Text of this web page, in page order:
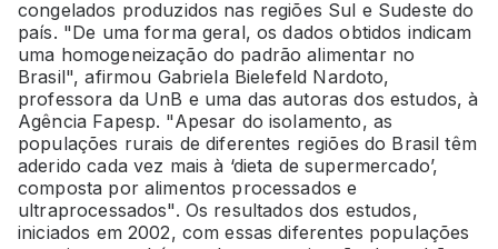
congelados produzidos nas regiões Sul e Sudeste do
país. "De uma forma geral, os dados obtidos indicam
uma homogeneização do padrão alimentar no
Brasil", afirmou Gabriela Bielefeld Nardoto,
professora da UnB e uma das autoras dos estudos, à
Agência Fapesp. "Apesar do isolamento, as
populações rurais de diferentes regiões do Brasil têm
aderido cada vez mais à ‘dieta de supermercado’,
composta por alimentos processados e
ultraprocessados". Os resultados dos estudos,
iniciados em 2002, com essas diferentes populações